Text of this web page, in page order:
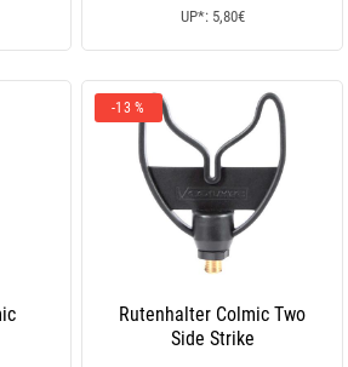
UP*: 5,80€
-13 %
Rutenhalter Colmic Two
Side Strike